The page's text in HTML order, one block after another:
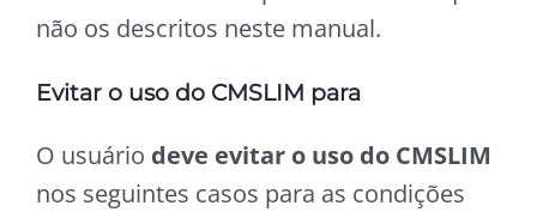
não os descritos neste manual.
Evitar o uso do CMSLIM para
O usuário deve evitar o uso do CMSLIM
nos seguintes casos para as condições